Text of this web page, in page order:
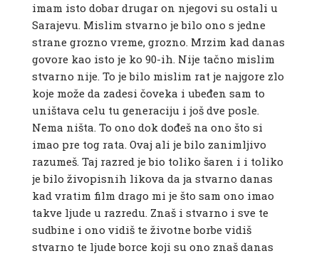
imam isto dobar drugar on njegovi su ostali u
Sarajevu. Mislim stvarno je bilo ono s jedne
strane grozno vreme, grozno. Mrzim kad danas
govore kao isto je ko 90-ih. Nije tačno mislim
stvarno nije. To je bilo mislim rat je najgore zlo
koje može da zadesi čoveka i ubeđen sam to
uništava celu tu generaciju i još dve posle.
Nema ništa. To ono dok dođeš na ono što si
imao pre tog rata. Ovaj ali je bilo zanimljivo
razumeš. Taj razred je bio toliko šaren i i toliko
je bilo živopisnih likova da ja stvarno danas
kad vratim film drago mi je što sam ono imao
takve ljude u razredu. Znaš i stvarno i sve te
sudbine i ono vidiš te životne borbe vidiš
stvarno te ljude borce koji su ono znaš danas